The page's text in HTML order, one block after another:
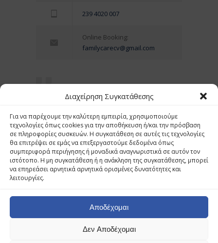
Διαχείρηση Συγκατάθεσης
Για να παρέχουμε την καλύτερη εμπειρία, χρησιμοποιούμε
τεχνολογίες όπως cookies για την αποθήκευση ή/και την πρόσβαση
σε πληροφορίες συσκευών. Η συγκατάθεση σε αυτές τις τεχνολογίες
θα επιτρέψει σε εμάς να επεξεργαστούμε δεδομένα όπως
συμπεριφορά περιήγησης ή μοναδικά αναγνωριστικά σε αυτόν τον
ιστότοπο. Η μη συγκατάθεση ή η ανάκληση της συγκατάθεσης, μπορεί
να επηρεάσει αρνητικά αρνητικά ορισμένες δυνατότητες και
λειτουργίες.
Αποδέχομαι
Δεν Αποδέχομαι
239 4020 007
Online Booking:
familycarecv@gmail.com
οικογένειά σας, για κάθε σας ανάγκη.
Προτεραιότητά μας, η υγεία σας.
— Family Care Group
© 2022 Family Care Group OE | Designed and
Developed by GFD Web Brain. All rights reserved.